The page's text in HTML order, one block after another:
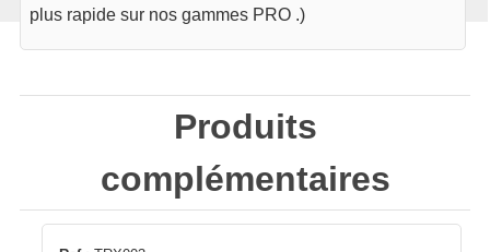
plus rapide sur nos gammes PRO .)
Produits
complémentaires